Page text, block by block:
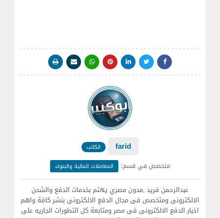
farid الكاتب
متخصص في قسم: المعاملات المالية والبنوك
عبدالرحمن فريد ,مدون مصري يهتم بخدمات الدفع والشحن
الالكترونى ومتخصص فى مجال الدفع الالكترونى بنشر كافة واهم
اخبار الدفع الالكترونى فى مصر ومتابعة كل التطورات الجاريه على